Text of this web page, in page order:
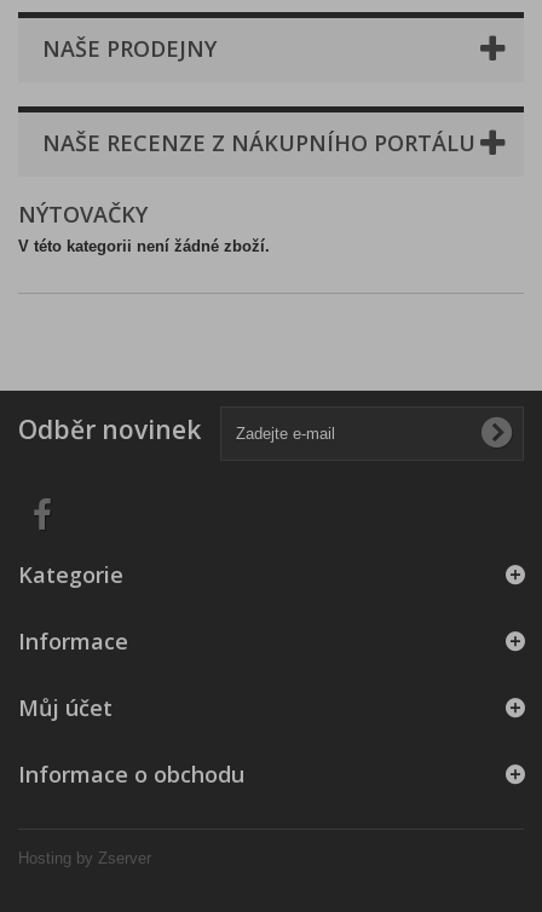
NAŠE PRODEJNY
NAŠE RECENZE Z NÁKUPNÍHO PORTÁLU
NÝTOVAČKY
V této kategorii není žádné zboží.
Odběr novinek
Kategorie
Informace
Hosting by Zserver
Můj účet
Informace o obchodu